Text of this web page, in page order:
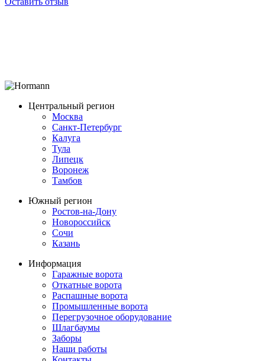
Центральный регион
Москва
Санкт-Петербург
Калуга
Тула
Липецк
Воронеж
Тамбов
Южный регион
Ростов-на-Дону
Новороссийск
Сочи
Казань
Информация
Гаражные ворота
Откатные ворота
Распашные ворота
Промышленные ворота
Перегрузочное оборудование
Шлагбаумы
Заборы
Наши работы